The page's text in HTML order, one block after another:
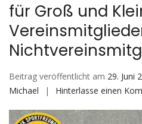
für Groß und
Beitrag veröffentlicht am 29. Juni
Michael
Hinterlasse einen